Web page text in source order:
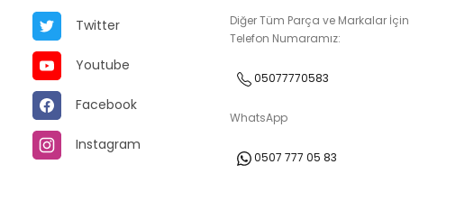
Twitter
Youtube
Facebook
Instagram
Diğer Tüm Parça ve Markalar İçin
Telefon Numaramız:
05077770583
WhatsApp
0507 777 05 83